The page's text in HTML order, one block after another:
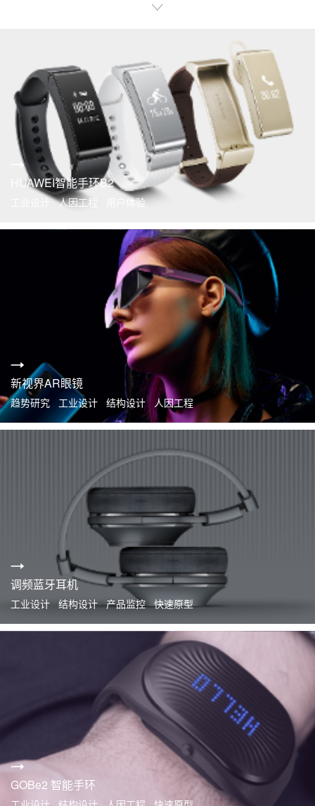
HUAWEI智能手环B2
工业设计 人因工程 用户体验
新视界AR眼镜
趋势研究 工业设计 结构设计 人因工程
调频蓝牙耳机
工业设计 结构设计 产品监控 快速原型
GOBe2 智能手环